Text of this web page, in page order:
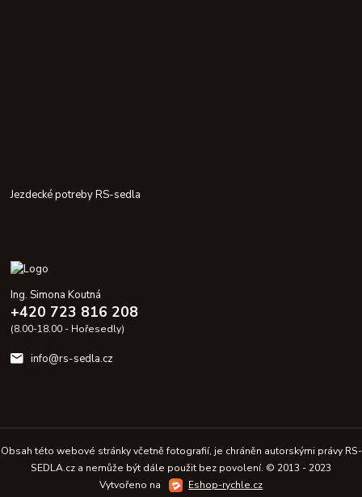
Jezdecké potreby RS-sedla
Ing. Simona Koutná
+420 723 816 208
(8.00-18.00 - Hořesedly)
info@rs-sedla.cz
Obsah této webové stránky včetně fotografií, je chráněn autorskými právy RS-
SEDLA.cz a nemůže být dále použit bez povolení. © 2013 - 2023
Vytvořeno na
Eshop-rychle.cz